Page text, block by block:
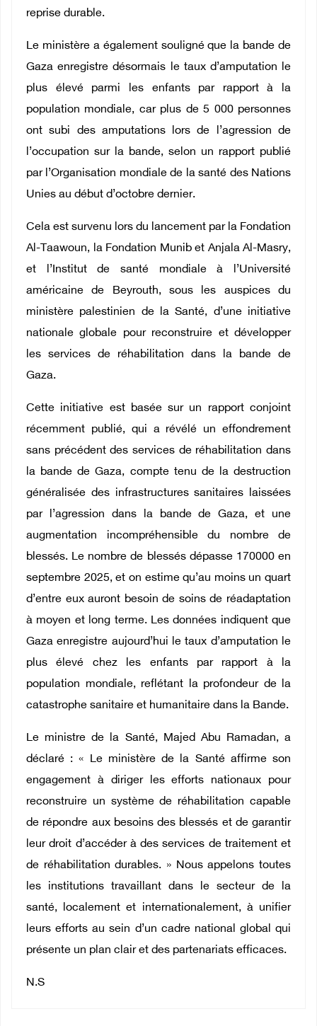
reprise durable.
Le ministère a également souligné que la bande de
Gaza enregistre désormais le taux d’amputation le
plus élevé parmi les enfants par rapport à la
population mondiale, car plus de 5 000 personnes
ont subi des amputations lors de l’agression de
l’occupation sur la bande, selon un rapport publié
par l’Organisation mondiale de la santé des Nations
Unies au début d’octobre dernier.
Cela est survenu lors du lancement par la Fondation
Al-Taawoun, la Fondation Munib et Anjala Al-Masry,
et l’Institut de santé mondiale à l’Université
américaine de Beyrouth, sous les auspices du
ministère palestinien de la Santé, d’une initiative
nationale globale pour reconstruire et développer
les services de réhabilitation dans la bande de
Gaza.
Cette initiative est basée sur un rapport conjoint
récemment publié, qui a révélé un effondrement
sans précédent des services de réhabilitation dans
la bande de Gaza, compte tenu de la destruction
généralisée des infrastructures sanitaires laissées
par l’agression dans la bande de Gaza, et une
augmentation incompréhensible du nombre de
blessés. Le nombre de blessés dépasse 170000 en
septembre 2025, et on estime qu’au moins un quart
d’entre eux auront besoin de soins de réadaptation
à moyen et long terme. Les données indiquent que
Gaza enregistre aujourd’hui le taux d’amputation le
plus élevé chez les enfants par rapport à la
population mondiale, reflétant la profondeur de la
catastrophe sanitaire et humanitaire dans la Bande.
Le ministre de la Santé, Majed Abu Ramadan, a
déclaré : « Le ministère de la Santé affirme son
engagement à diriger les efforts nationaux pour
reconstruire un système de réhabilitation capable
de répondre aux besoins des blessés et de garantir
leur droit d’accéder à des services de traitement et
de réhabilitation durables. » Nous appelons toutes
les institutions travaillant dans le secteur de la
santé, localement et internationalement, à unifier
leurs efforts au sein d’un cadre national global qui
présente un plan clair et des partenariats efficaces.
N.S